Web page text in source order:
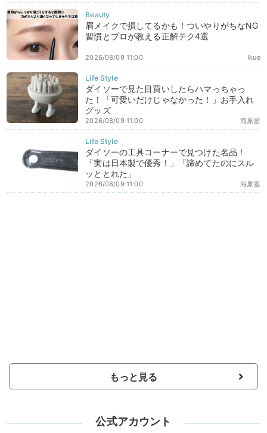
眉メイクで損してるかも！ついやりがちなNG
習慣とプロが教える正解テク4選
Ikue
2026/08/09 11:00
ダイソーで見た目買いしたらハマっちゃっ
た！「可愛いだけじゃなかった！」お手入れ
グッズ
海原藍
2026/08/09 11:00
ダイソーの工具コーナーで見つけた名品！
「実は日本製で優秀！」「諦めてたのにスル
ッととれた」
海原藍
2026/08/09 11:00
もっと見る
公式アカウント